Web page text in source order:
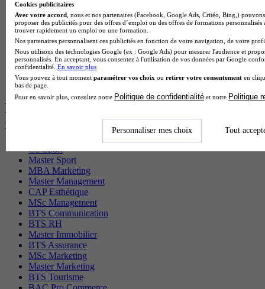
Cap Electricien en alternance
BTS Gpn en alternance
BTS Domotique en alternance
BAC Pro Agora en alternance
BTS Sta en alternance
BTS Iris en alternance
BTS Tpl en alternance
BTS Ati en alternance
Les diplômes par filière les plus
recherchés
CS Sport
Master Sport
MBA Marketing
Master Management
CAP Esthétique
MSc Management
BTS Communication
BTS RH
Master Immobilier
BTS Assurance
MSc Marketing
Master Marketing
BTS Tourisme
Cookies publicitaires
Avec votre accord , nous et nos partenaires (Facebook, Google Ads, Critéo, Bing,)
proposer des publicités pour des offres d’emploi ou des offres de formations
trouver rapidement un emploi ou une formation.
Nos partenaires personnalisent ces publicités en fonction de votre navigation, de votre
Nous utilisons des technologies Google (ex : Google Ads) pour mesurer l'audience et
personnalisés. En acceptant, vous consentez à l'utilisation de vos données par Google
confidentialité. En savoir plus
Vous pouvez à tout moment paramétrer vos choix ou retirer votre consentement en
bas de page.
Pour en savoir plus, consultez notre Politique de confidentialité et notre Politique
Personnaliser mes choix Tout